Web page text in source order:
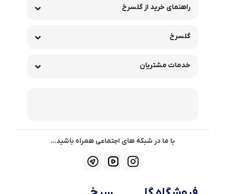
راهنمای خرید از گلسرخ
گلسرخ
خدمات مشتریان
با ما در شبکه های اجتماعی همراه باشید...